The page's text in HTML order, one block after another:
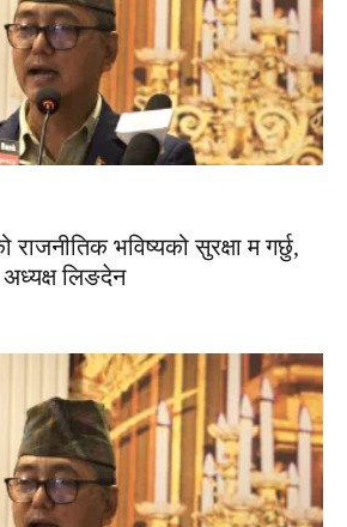
राजनीतिक भविष्यको सुरक्षा म गर्छु,
लिङदेन